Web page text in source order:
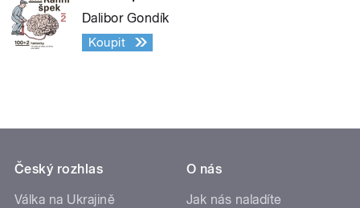
Dalibor Gondík
Koupit
Český rozhlas
Válka na Ukrajině
O nás
Jak nás naladíte